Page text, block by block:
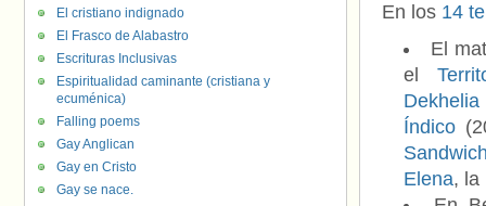
En los 14
El
el
Dekhelia
Índico
Elena, la
El cristiano indignado
El Frasco de Alabastro
Escrituras Inclusivas
Espiritualidad caminante (cristiana y
ecuménica)
Falling poems
Gay Anglican
Gay en Cristo
Gay se nace.